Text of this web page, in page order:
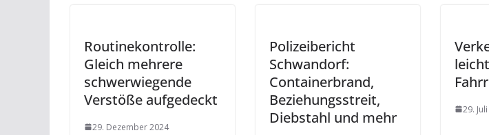
Routinekontrolle:
Gleich mehrere
schwerwiegende
Verstöße aufgedeckt
29. Dezember 2024
Polizeibericht
Schwandorf:
Containerbrand,
Beziehungsstreit,
Diebstahl und mehr
29.